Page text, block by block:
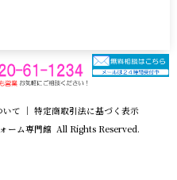
いて ｜特定商取引法に基づく表示
ーム専門館 All Rights Reserved.